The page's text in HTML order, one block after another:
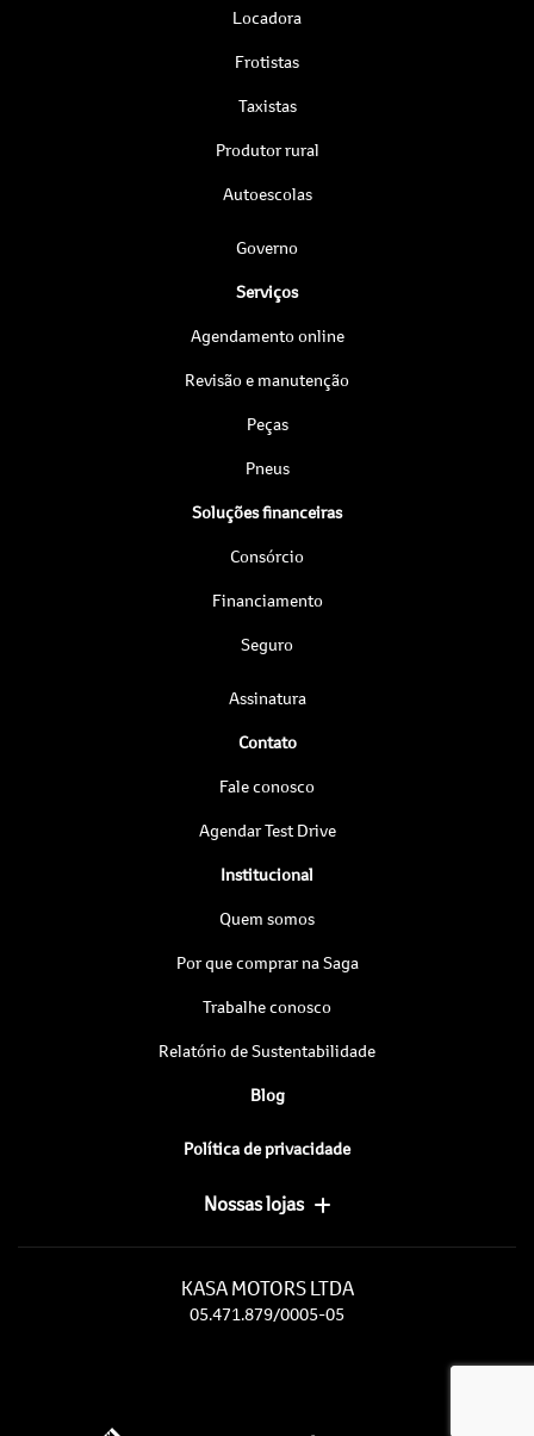
Locadora
Frotistas
Taxistas
Produtor rural
Autoescolas
Governo
Serviços
Agendamento online
Revisão e manutenção
Peças
Pneus
Soluções financeiras
Consórcio
Financiamento
Seguro
Assinatura
Contato
Fale conosco
Agendar Test Drive
Institucional
Quem somos
Por que comprar na Saga
Trabalhe conosco
Relatório de Sustentabilidade
Blog
Política de privacidade
Nossas lojas
KASA MOTORS LTDA
05.471.879/0005-05